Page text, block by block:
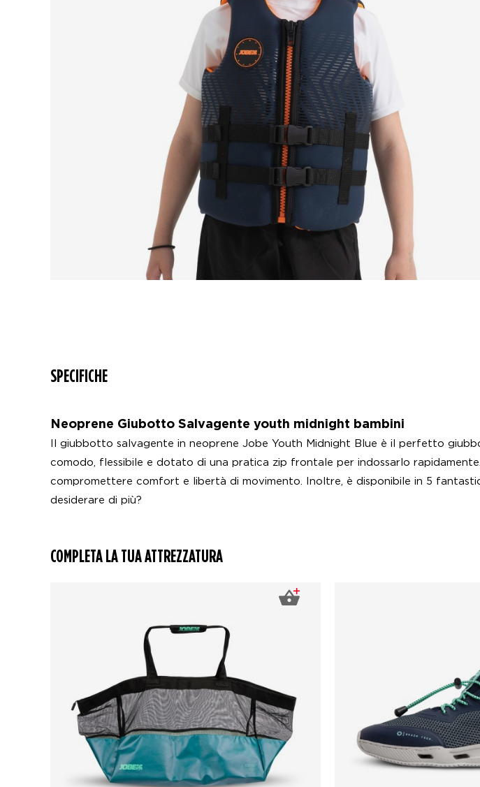
SPECIFICHE
Neoprene Giubotto Salvagente youth midnight bambini
Il giubbotto salvagente in neoprene Jobe Youth Midnight Blue è il perfetto
comodo, flessibile e dotato di una pratica zip frontale per indossarlo
compromettere comfort e libertà di movimento. Inoltre, è disponibile in 5
desiderare di più?
COMPLETA LA TUA ATTREZZATURA